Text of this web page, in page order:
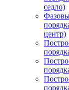
седло)
центр)